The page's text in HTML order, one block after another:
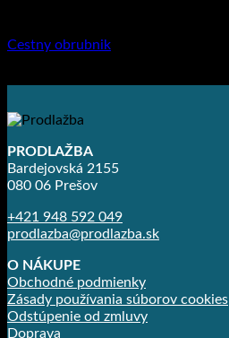
Cestny obrubnik
PRODLAŽBA
Bardejovská 2155
080 06 Prešov
+421 948 592 049
prodlazba@prodlazba.sk
O NÁKUPE
Obchodné podmienky
Zásady používania súborov cookies
Odstúpenie od zmluvy
Doprava